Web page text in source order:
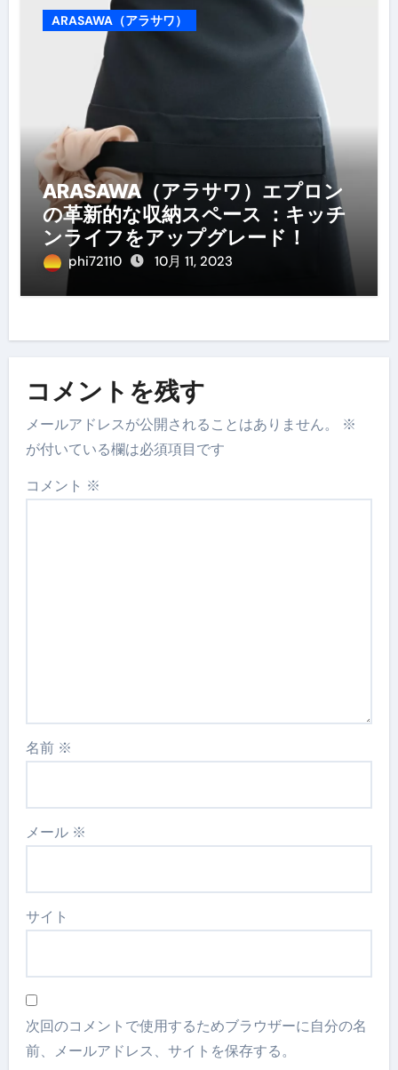
ARASAWA（アラサワ）
ARASAWA（アラサワ）エプロン
の革新的な収納スペース ：キッチ
ンライフをアップグレード！
phi72110 10月 11, 2023
コメントを残す
メールアドレスが公開されることはありません。
※
が付いている欄は必須項目です
コメント ※
名前 ※
メール ※
サイト
次回のコメントで使用するためブラウザーに自分の名
前、メールアドレス、サイトを保存する。